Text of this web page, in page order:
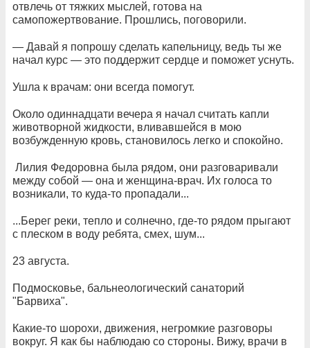
отвлечь от тяжких мыслей, готова на
самопожертвование. Прошлись, поговорили.
— Давай я попрошу сделать капельницу, ведь ты же
начал курс — это поддержит сердце и поможет уснуть.
Ушла к врачам: они всегда помогут.
Около одиннадцати вечера я начал считать капли
животворной жидкости, вливавшейся в мою
возбужденную кровь, становилось легко и спокойно.
Лилия Федоровна была рядом, они разговаривали
между собой — она и женщина-врач. Их голоса то
возникали, то куда-то пропадали...
...Берег реки, тепло и солнечно, где-то рядом прыгают
с плеском в воду ребята, смех, шум...
23 августа.
Подмосковье, бальнеологический санаторий
"Барвиха".
Какие-то шорохи, движения, негромкие разговоры
вокруг. Я как бы наблюдаю со стороны. Вижу, врачи в